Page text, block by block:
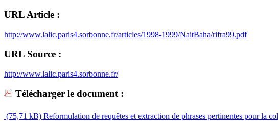
URL Article :
http://www.lalic.paris4.sorbonne.fr/articles/1998-1999/NaitBaha/rifra99.pdf
URL Source :
http://www.lalic.paris4.sorbonne.fr/
Télécharger le document :
(75,71 kB) Reformulation de requêtes et extraction de phrases pertinentes pour la